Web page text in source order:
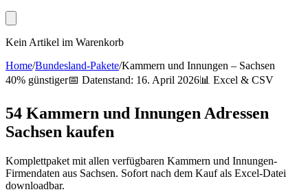
Kein Artikel im Warenkorb
Home/Bundesland-Pakete/Kammern und Innungen – Sachsen
40% günstiger📅 Datenstand: 16. April 2026📊 Excel & CSV
54 Kammern und Innungen Adressen
Sachsen kaufen
Komplettpaket mit allen verfügbaren Kammern und Innungen-
Firmendaten aus Sachsen. Sofort nach dem Kauf als Excel-Datei
downloadbar.